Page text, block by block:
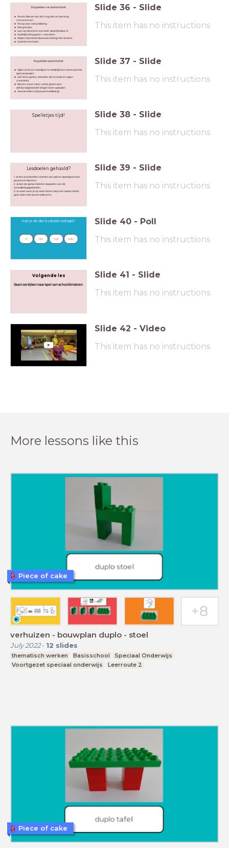
Begeleiden van spelactiviteit
Peuter/kleuter kan zich nog niet zo heel lang
concentreren
Pas op voor overprikkeling
Stel grenzen
Laat op tijd weten wanneer speeltijd klaar is
Duidelijk uitleg geven + voordoen
Helpen bij emoties (boos/verdrietig/niet durven)
Vaak iets herhalen
Slide 36 - Slide
This item has no instructions
Begeleiden spelactiviteit
Kijken of iets te moeilijk of te makkelijk is en eventueel het
spel aanpassen
Zelf laten spelen, stimuleer de fantasie en eigen
creativiteit
Kleuter al wat meer ruimte geven voor
zelfstandigheid/zelf dingen laten oplossen
Veel vertellen erbij (taalontwikkeling)
Slide 37 - Slide
This item has no instructions
Spelletjes tijd! Slide 38 - Slide
This item has no instructions
Lesdoelen gehaald?
1. Je kan voorbeelden noemen van spel en speelgoed voor
peuters en kleuters.
2. Je kan de spelactiviteiten koppelen aan de
ontwikkelingsgebieden.
3. Je weet waar je op moet letten als je een spelactiviteit
gaat doen met peuters/kleuters.
Slide 39 - Slide
This item has no instructions
Heb je de drie lesdoelen behaald?
JA Nee Twijfel Anders
Slide 40 - Poll
This item has no instructions
Volgende les
Gaan we kijken naar spel van schoolkinderen
Slide 41 - Slide
This item has no instructions
Slide 42 - Video
This item has no instructions
More lessons like this
verhuizen - bouwplan duplo - stoel
July 2022- 12 slides
thematisch werken Basisschool
Speciaal Onderwijs
Voortgezet speciaal onderwijs
Leerroute 2
Piece of cake
Piece of cake